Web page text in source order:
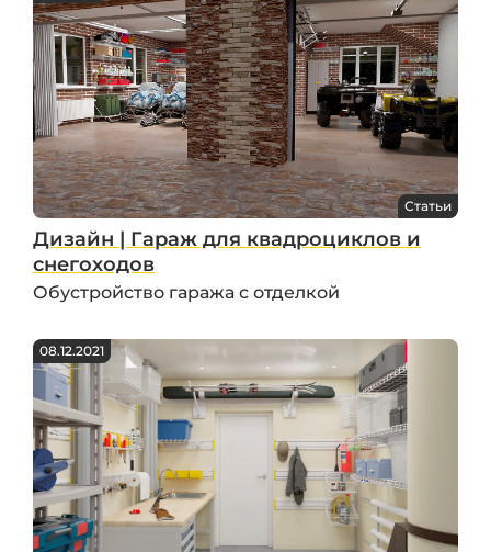
Статьи
Дизайн | Гараж для квадроциклов и
снегоходов
Обустройство гаража с отделкой
08.12.2021